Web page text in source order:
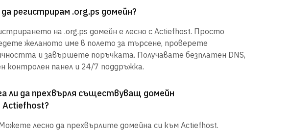
да регистрирам .org.ps домейн?
на .org.ps домейн е лесно с Actiefhost. Просто
желаното име в полето за търсене, проверете
и завършете поръчката. Получавате безплатен DNS,
контролен панел и 24/7 поддръжка.
ли да прехвърля съществуващ домейн
Actiefhost?
лесно да прехвърлите домейна си към Actiefhost.